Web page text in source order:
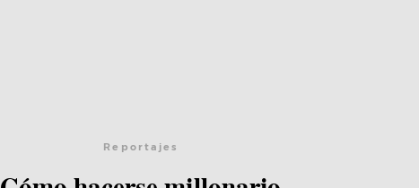
Reportajes